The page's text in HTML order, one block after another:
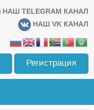
НАШ TELEGRAM КАНАЛ
НАШ VK КАНАЛ
Регистрация